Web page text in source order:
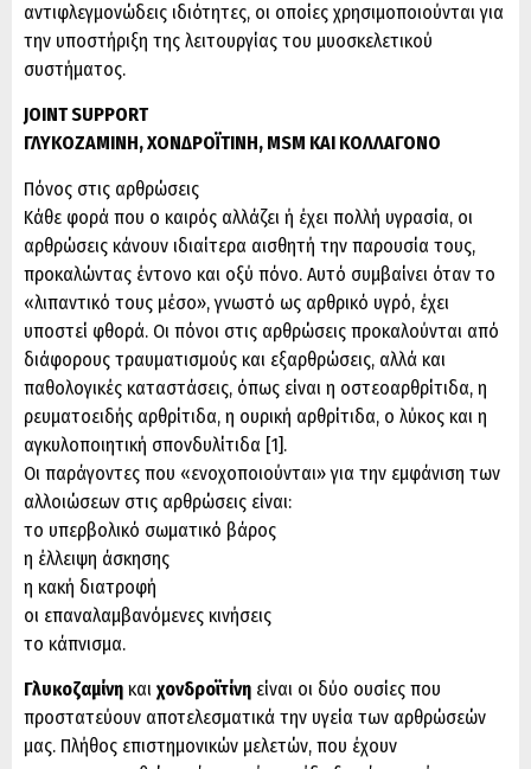
αντιφλεγμονώδεις ιδιότητες, οι οποίες χρησιμοποιούνται για
την υποστήριξη της λειτουργίας του μυοσκελετικού
συστήματος.
JOINT SUPPORT
ΓΛΥΚΟΖΑΜΙΝΗ, ΧΟΝΔΡΟΪΤΙΝΗ, MSM ΚΑΙ ΚΟΛΛΑΓΟΝΟ
Πόνος στις αρθρώσεις
Κάθε φορά που ο καιρός αλλάζει ή έχει πολλή υγρασία, οι
αρθρώσεις κάνουν ιδιαίτερα αισθητή την παρουσία τους,
προκαλώντας έντονο και οξύ πόνο. Αυτό συμβαίνει όταν το
«λιπαντικό τους μέσο», γνωστό ως αρθρικό υγρό, έχει
υποστεί φθορά. Οι πόνοι στις αρθρώσεις προκαλούνται από
διάφορους τραυματισμούς και εξαρθρώσεις, αλλά και
παθολογικές καταστάσεις, όπως είναι η οστεοαρθρίτιδα, η
ρευματοειδής αρθρίτιδα, η ουρική αρθρίτιδα, ο λύκος και η
αγκυλοποιητική σπονδυλίτιδα [1].
Οι παράγοντες που «ενοχοποιούνται» για την εμφάνιση των
αλλοιώσεων στις αρθρώσεις είναι:
το υπερβολικό σωματικό βάρος
η έλλειψη άσκησης
η κακή διατροφή
οι επαναλαμβανόμενες κινήσεις
το κάπνισμα.
Γλυκοζαμίνη και χονδροϊτίνη είναι οι δύο ουσίες που
προστατεύουν αποτελεσματικά την υγεία των αρθρώσεών
μας. Πλήθος επιστημονικών μελετών, που έχουν